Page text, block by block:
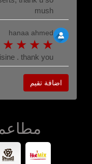
mush
hanaa ahmed
. thank you
اضافة تقيم